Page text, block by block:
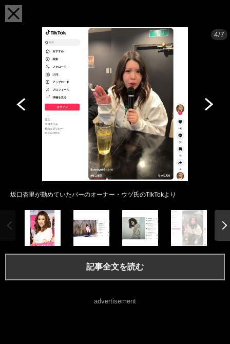
4/7
坂口杏里が勤めていたバーのオーナー・ウヅ氏のTikTokより
記事全文を読む
advertisement